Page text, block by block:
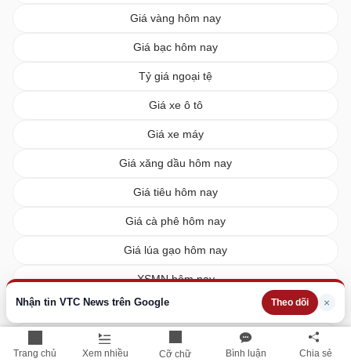
Trang chủ Xem nhiều Cỡ chữ Bình luận Chia sẻ
Nhận tin VTC News trên Google Theo dõi ×
Giá vàng hôm nay
Giá bạc hôm nay
Tỷ giá ngoại tệ
Giá xe ô tô
Giá xe máy
Giá xăng dầu hôm nay
Giá tiêu hôm nay
Giá cà phê hôm nay
Giá lúa gạo hôm nay
XSMN hôm nay
XSMB hôm nay